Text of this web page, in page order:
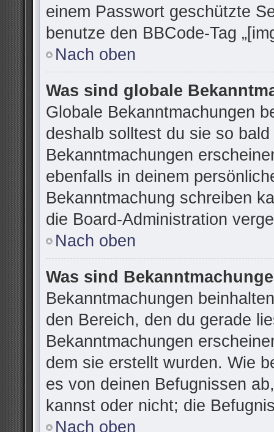
einem Passwort geschützte
benutze den BBCode-Tag
Nach oben
Was sind globale
Globale Bekanntmachungen
deshalb solltest du sie so
Bekanntmachungen
ebenfalls in deinem
Bekanntmachung schreiben
die Board-Administration
Nach oben
Was sind
Bekanntmachungen
den Bereich, den du gerade
Bekanntmachungen
dem sie erstellt wurden. Wie
es von deinen Befugnissen
kannst oder nicht; die
Nach oben